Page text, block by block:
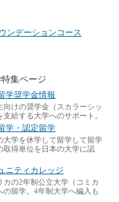
ンデーションコース
集ページ
学奨学金情報
向けの奨学金（スカラーシッ
支給する大学へのサポート。
学・認定留学
大学を休学して留学して留学
取得単位を日本の大学に認
ニティカレッジ
カの2年制公立大学（コミカ
の留学。4年制大学へ編入も